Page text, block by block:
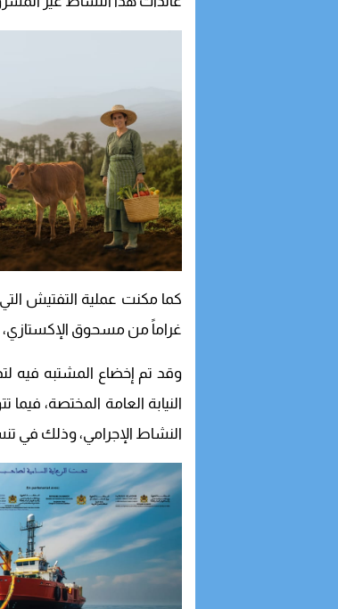
غراماً من مسحوق الإكستازي، ليصل
وقد تم إخضاع المشتبه فيه
النيابة العامة المختصة،
النشاط الإجرامي، وذلك في